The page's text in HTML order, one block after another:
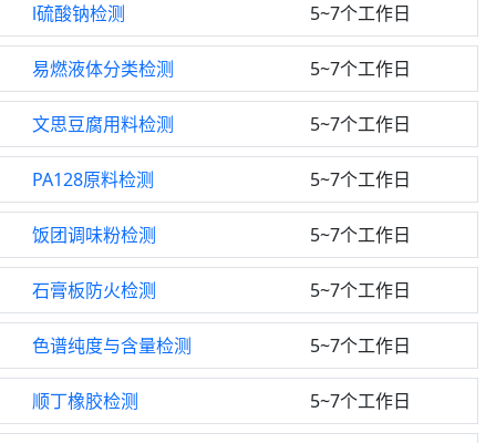
l硫酸钠检测 5~7个工作日
易燃液体分类检测 5~7个工作日
文思豆腐用料检测 5~7个工作日
PA128原料检测 5~7个工作日
饭团调味粉检测 5~7个工作日
石膏板防火检测 5~7个工作日
色谱纯度与含量检测 5~7个工作日
顺丁橡胶检测 5~7个工作日